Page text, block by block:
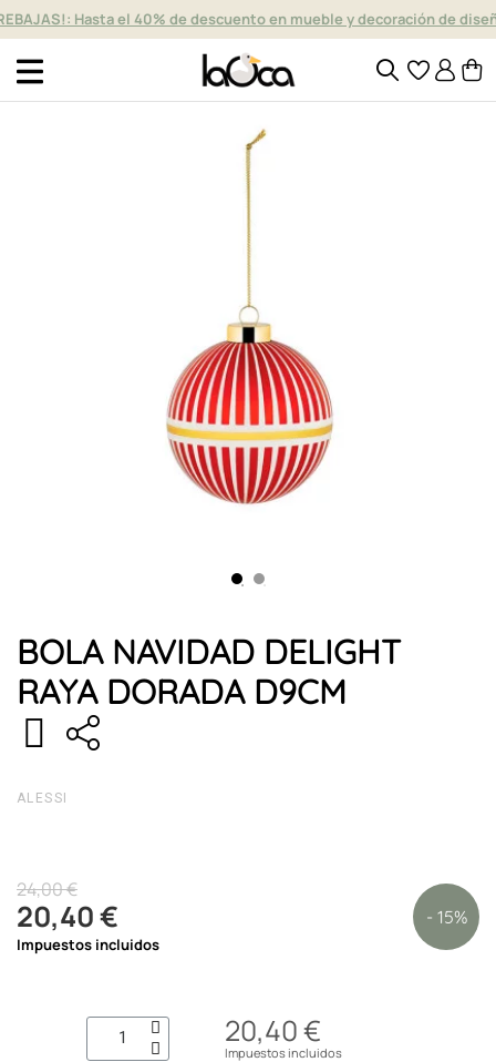
Hasta el 40% de descuento en mueble y decoración de
BOLA NAVIDAD DELIGHT
RAYA DORADA D9CM
ALESSI
24,00 €
20,40 € - 15%
Impuestos incluidos
20,40 €
Impuestos incluidos